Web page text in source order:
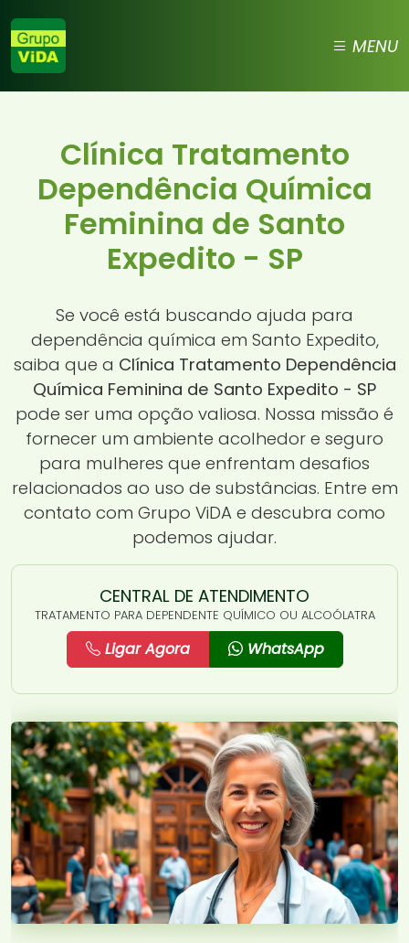
MENU
Clínica Tratamento
Dependência Química
Feminina de Santo
Expedito - SP
Se você está buscando ajuda para
dependência química em Santo Expedito,
saiba que a Clínica Tratamento Dependência
Química Feminina de Santo Expedito - SP
pode ser uma opção valiosa. Nossa missão é
fornecer um ambiente acolhedor e seguro
para mulheres que enfrentam desafios
relacionados ao uso de substâncias. Entre em
contato com Grupo ViDA e descubra como
podemos ajudar.
CENTRAL DE ATENDIMENTO
TRATAMENTO PARA DEPENDENTE QUÍMICO OU ALCOÓLATRA
Ligar Agora WhatsApp